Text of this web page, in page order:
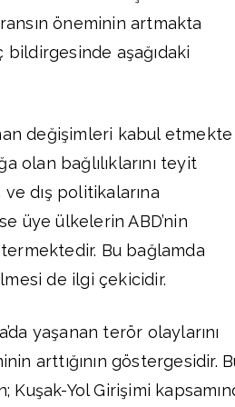
öneminin artmakta
aşağıdaki
değişimleri kabul etmekte
olan bağlılıklarını teyit
dış politikalarına
üye ülkelerin ABD’nin
Bu bağlamda
de ilgi çekicidir.
yaşanan terör olaylarını
arttığının göstergesidir.
Kuşak-Yol Girişimi